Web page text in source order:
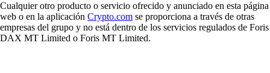
Cualquier otro producto o servicio ofrecido y anunciado en esta página
web o en la aplicación Crypto.com se proporciona a través de otras
empresas del grupo y no está dentro de los servicios regulados de Foris
DAX MT Limited o Foris MT Limited.